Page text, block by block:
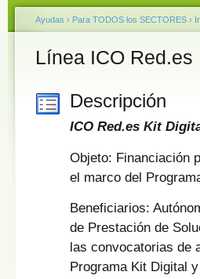
Ayudas › Para TODOS los SECTORES ›
Línea ICO
Descripción
ICO Red.es Kit
Objeto: Financiación
el marco del
Beneficiarios:
de Prestación de
las convocatorias de
Programa Kit Digital